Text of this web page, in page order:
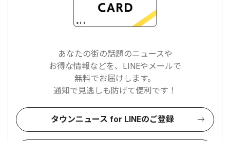
あなたの街の話題のニュースや
お得な情報などを、LINEやメールで
無料でお届けします。
通知で見逃しも防げて便利です！
タウンニュース for LINEのご登録